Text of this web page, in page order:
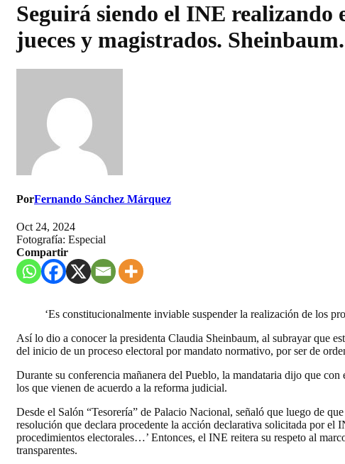
Seguirá siendo el INE realizando
jueces y magistrados.
PorFernando Sánchez Márquez
Oct 24, 2024
Fotografía: Especial
Compartir
‘Es constitucionalmente inviable suspender la realización de los
Así lo dio a conocer la presidenta Claudia Sheinbaum, al subrayar que
del inicio de un proceso electoral por mandato normativo, por ser de
Durante su conferencia mañanera del Pueblo, la mandataria dijo que
los que vienen de acuerdo a la reforma judicial.
Desde el Salón “Tesorería” de Palacio Nacional, señaló que luego de
resolución que declara procedente la acción declarativa solicitada por el
procedimientos electorales…’ Entonces, el INE reitera su respeto al
transparentes.